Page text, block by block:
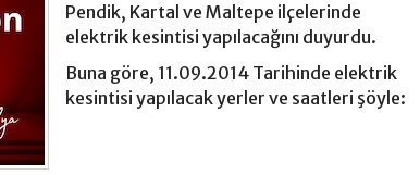
Pendik, Kartal ve Maltepe ilçelerinde
elektrik kesintisi yapılacağını duyurdu.
Buna göre, 11.09.2014 Tarihinde elektrik
kesintisi yapılacak yerler ve saatleri şöyle: